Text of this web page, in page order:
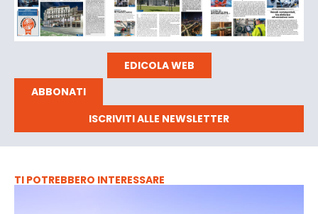
EDICOLA WEB
ABBONATI
ISCRIVITI ALLE NEWSLETTER
TI POTREBBERO INTERESSARE